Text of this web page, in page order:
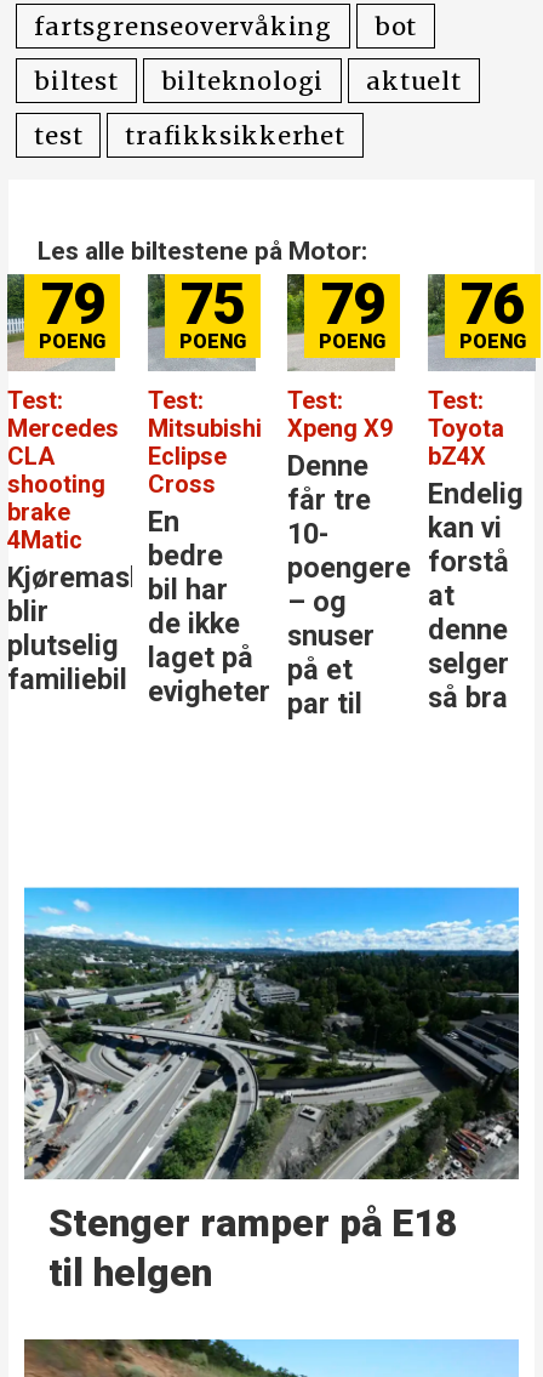
fartsgrenseovervåking
bot
biltest
bilteknologi
aktuelt
test
trafikksikkerhet
Les alle biltestene på Motor:
79
Test:
Mercedes
CLA
shooting
brake
4Matic
Kjøremaskinen
blir
plutselig
familiebil
75
Test:
Mitsubishi
Eclipse
Cross
En
bedre
bil har
de ikke
laget på
evigheter
79
Test:
Xpeng X9
Denne
får tre
10-
poengere
– og
snuser
på et
par til
76
Test:
Toyota
bZ4X
Endelig
kan vi
forstå
at
denne
selger
så bra
Stenger ramper på E18
til helgen